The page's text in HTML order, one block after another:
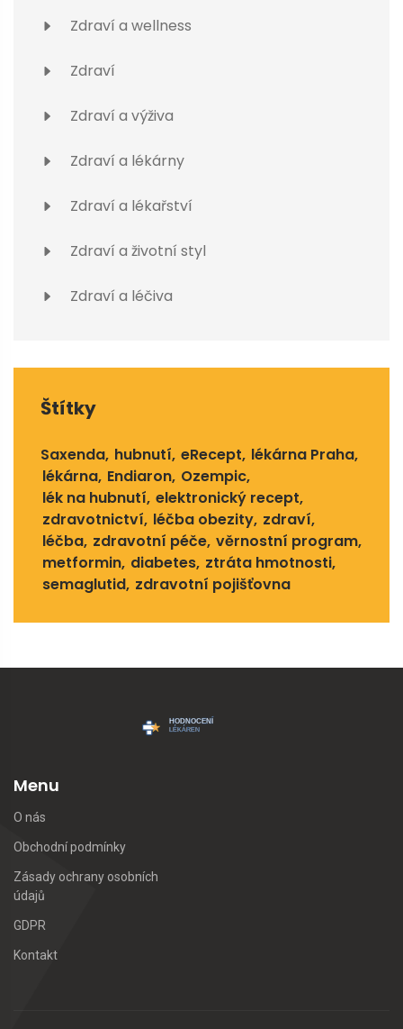
Zdraví a wellness
Zdraví
Zdraví a výživa
Zdraví a lékárny
Zdraví a lékařství
Zdraví a životní styl
Zdraví a léčiva
Štítky
Saxenda hubnutí eRecept lékárna Praha
lékárna Endiaron Ozempic
lék na hubnutí elektronický recept
zdravotnictví léčba obezity zdraví
léčba zdravotní péče věrnostní program
metformin diabetes ztráta hmotnosti
semaglutid zdravotní pojišťovna
Menu
O nás
Obchodní podmínky
Zásady ochrany osobních
údajů
GDPR
Kontakt